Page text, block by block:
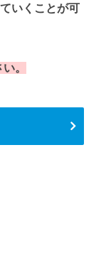
いくことが可
。